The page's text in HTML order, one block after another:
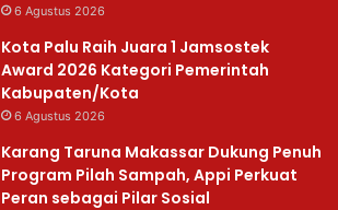
6 Agustus 2026
Kota Palu Raih Juara 1 Jamsostek
Award 2026 Kategori Pemerintah
Kabupaten/Kota
6 Agustus 2026
Karang Taruna Makassar Dukung Penuh
Program Pilah Sampah, Appi Perkuat
Peran sebagai Pilar Sosial